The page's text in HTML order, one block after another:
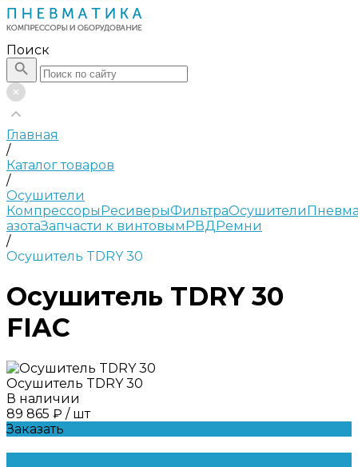
Поиск
Главная
/
Каталог товаров
/
Осушители
КомпрессорыРесиверыФильтраОсушители
азотаЗапчасти к винтовымРВДРемни
/
Осушитель TDRY 30
Осушитель TDRY 30
FIAC
Осушитель TDRY 30
В наличии
89 865 ₽ / шт
Заказать